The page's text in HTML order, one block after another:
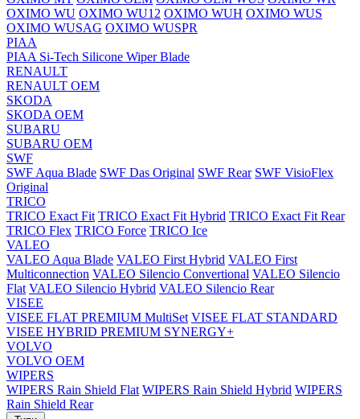
OXIMO WU OXIMO WU12 OXIMO WUH OXIMO WUS
OXIMO WUSAG OXIMO WUSPR
PIAA
PIAA Si-Tech Silicone Wiper Blade
RENAULT
RENAULT OEM
SKODA
SKODA OEM
SUBARU
SUBARU OEM
SWF
SWF Aqua Blade SWF Das Original SWF Rear SWF VisioFlex
Original
TRICO
TRICO Exact Fit TRICO Exact Fit Hybrid TRICO Exact Fit Rear
TRICO Flex TRICO Force TRICO Ice
VALEO
VALEO Aqua Blade VALEO First Hybrid VALEO First
Multiconnection VALEO Silencio Convertional VALEO Silencio
Flat VALEO Silencio Hybrid VALEO Silencio Rear
VISEE
VISEE FLAT PREMIUM MultiSet VISEE FLAT STANDARD
VISEE HYBRID PREMIUM SYNERGY+
VOLVO
VOLVO OEM
WIPERS
WIPERS Rain Shield Flat WIPERS Rain Shield Hybrid WIPERS
Rain Shield Rear